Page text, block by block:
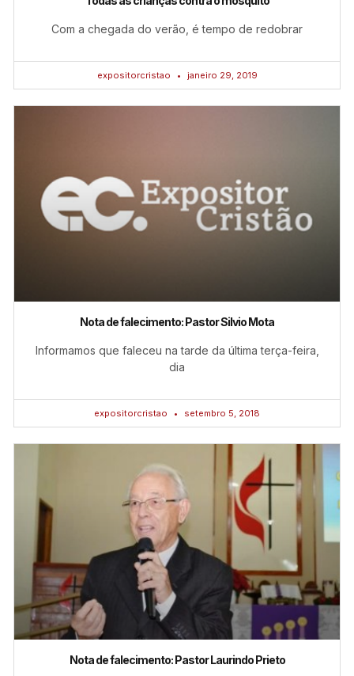
Com a chegada do verão, é tempo de redobrar
expositorcristao janeiro 29, 2019
Nota de falecimento: Pastor Silvio Mota
Informamos que faleceu na tarde da última terça-feira,
dia
expositorcristao setembro 5, 2018
Nota de falecimento: Pastor Laurindo Prieto